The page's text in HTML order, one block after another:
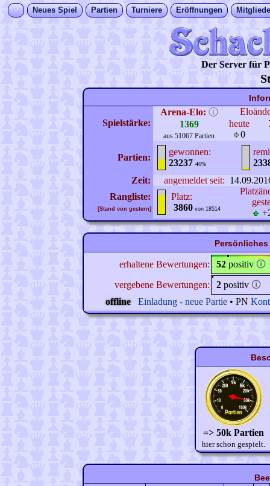
Neues Spiel Partien Turniere Eröffnungen
Der Server für
Spielstärke:
Arena-Elo: ⓘ
1369
aus 51067 Partien
heute
0
Partien:
gewonnen:
23237 46%
Zeit:
angemeldet seit:
Rangliste:
[Stand von gestern]
Platz:
3860 von 18514
erhaltene Bewertungen: 52 positiv 🛈
vergebene Bewertungen:
2 positiv 🛈
offline
Einladung - neue Partie • PN
=> 50k Partien
hier schon gespielt.